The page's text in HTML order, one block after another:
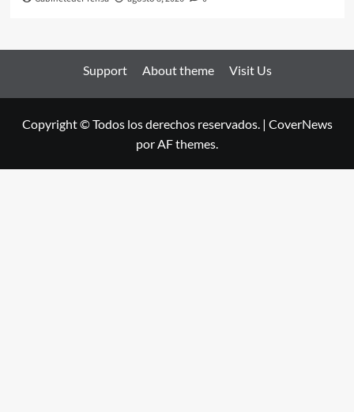
Support About theme Visit Us
Copyright © Todos los derechos reservados. | CoverNews
por AF themes.